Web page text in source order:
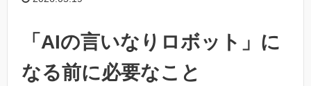
「AIの言いなりロボット」に
なる前に必要なこと